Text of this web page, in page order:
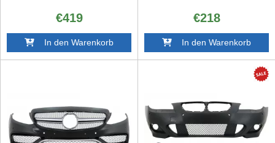
€419
In den Warenkorb
€218
In den Warenkorb